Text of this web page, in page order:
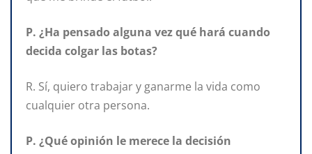
P. ¿Ha pensado alguna vez qué hará cuando
decida colgar las botas?
R. Sí, quiero trabajar y ganarme la vida como
cualquier otra persona.
P. ¿Qué opinión le merece la decisión